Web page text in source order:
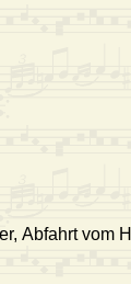
Abfahrt vom